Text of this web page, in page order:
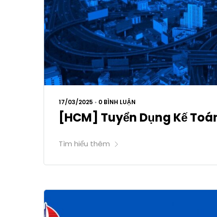
17/03/2025 • 0 BÌNH LUẬN
[HCM] Tuyển Dụng Kế
Tìm hiểu thêm